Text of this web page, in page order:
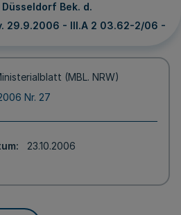
Bek. d.
29.9.2006 - III.A 2 03.62-2/06 -
(MBL. NRW)
Nr. 27
23.10.2006